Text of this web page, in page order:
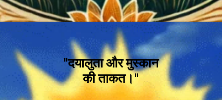
"दयालुता और मुस्कान
की ताकत।"